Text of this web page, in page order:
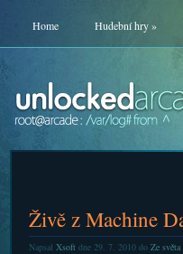
Home Hudební hry»
Živě z Machine
Napsal Xsoftdne 29. 7. 2010 do Ze světa|